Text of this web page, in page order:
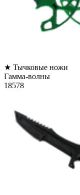
★ Тычковые ножи
Гамма-волны
18578